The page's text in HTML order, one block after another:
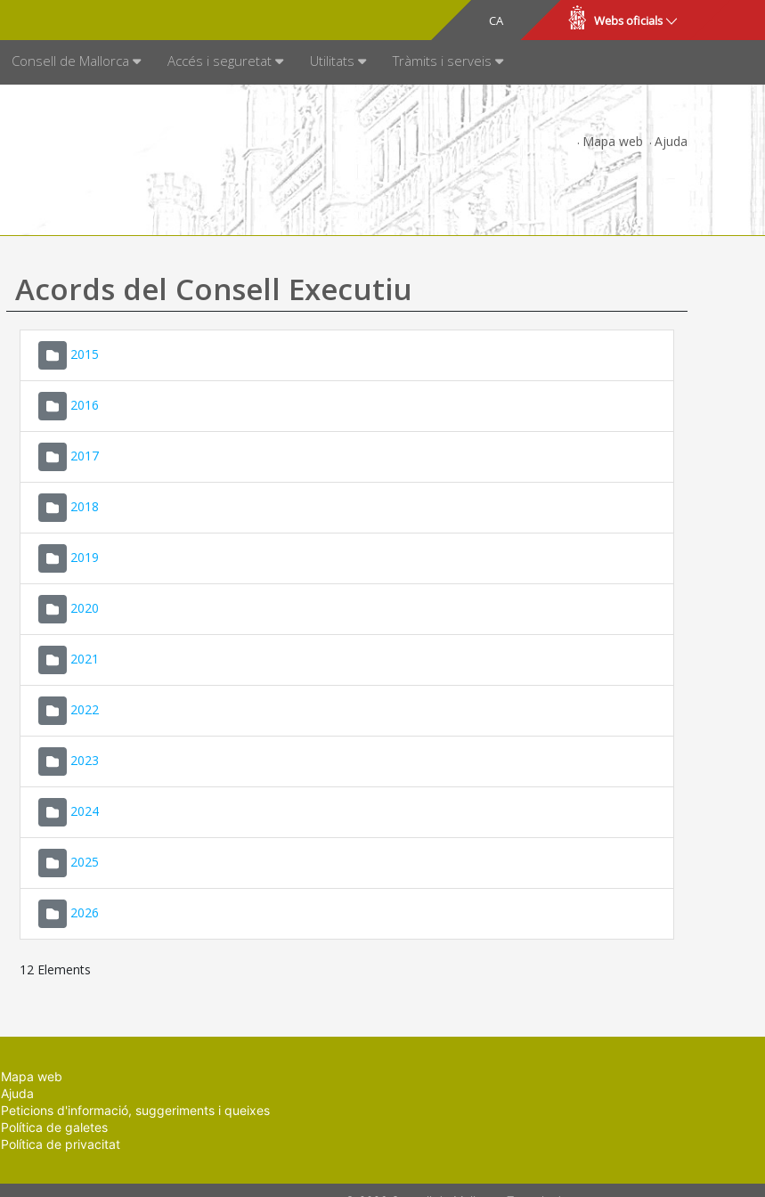
CA
ES Webs oficials
Consell de Mallorca Accés i seguretat Utilitats Tràmits i serveis
Mapa web Ajuda
Acords del Consell Executiu
2015
2016
2017
2018
2019
2020
2021
2022
2023
2024
2025
2026
12 Elements
Mapa web
Ajuda
Peticions d'informació, suggeriments i queixes
Política de galetes
Política de privacitat